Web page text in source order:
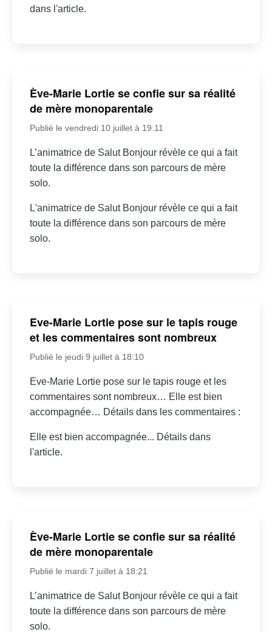
dans l'article.
Ève-Marie Lortie se confie sur sa réalité
de mère monoparentale
Publié le vendredi 10 juillet à 19:11
L’animatrice de Salut Bonjour révèle ce qui a fait
toute la différence dans son parcours de mère
solo.
L'animatrice de Salut Bonjour révèle ce qui a fait
toute la différence dans son parcours de mère
solo.
Eve-Marie Lortie pose sur le tapis rouge
et les commentaires sont nombreux
Publié le jeudi 9 juillet à 18:10
Eve-Marie Lortie pose sur le tapis rouge et les
commentaires sont nombreux… Elle est bien
accompagnée… Détails dans les commentaires :
Elle est bien accompagnée... Détails dans
l'article.
Ève-Marie Lortie se confie sur sa réalité
de mère monoparentale
Publié le mardi 7 juillet à 18:21
L’animatrice de Salut Bonjour révèle ce qui a fait
toute la différence dans son parcours de mère
solo.